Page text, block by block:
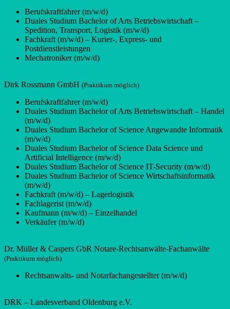
Berufskraftfahrer (m/w/d)
Duales Studium Bachelor of Arts Betriebswirtschaft –
Spedition, Transport, Logistik (m/w/d)
Fachkraft (m/w/d) – Kurier-, Express- und
Postdienstleistungen
Mechatroniker (m/w/d)
Dirk Rossmann GmbH (Praktikum möglich)
Berufskraftfahrer (m/w/d)
Duales Studium Bachelor of Arts Betriebswirtschaft – Handel
(m/w/d)
Duales Studium Bachelor of Science Angewandte Informatik
(m/w/d)
Duales Studium Bachelor of Science Data Science und
Artificial Intelligence (m/w/d)
Duales Studium Bachelor of Science IT-Security (m/w/d)
Duales Studium Bachelor of Science Wirtschaftsinformatik
(m/w/d)
Fachkraft (m/w/d) – Lagerlogistik
Fachlagerist (m/w/d)
Kaufmann (m/w/d) – Einzelhandel
Verkäufer (m/w/d)
Dr. Müller & Caspers GbR Notare-Rechtsanwälte-Fachanwälte
(Praktikum möglich)
Rechtsanwalts- und Notarfachangestellter (m/w/d)
DRK – Landesverband Oldenburg e.V.